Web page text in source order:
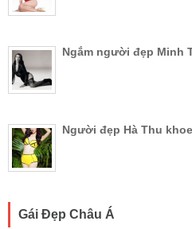
Ngắm người đẹp Minh
Người đẹp Hà Thu
Gái Đẹp Châu Á